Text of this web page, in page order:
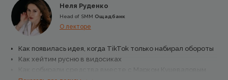
Неля Руденко
Head of SMM Ощадбанк
О лекторе
Как появилась идея, когда TikTok только набирал обороты
Как хейтим русню в видосиках